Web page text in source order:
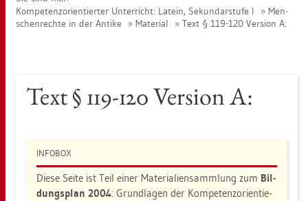
Kom­pe­tenz­ori­en­tier­ter Un­ter­richt: La­tein, Se­kun­dar­stu­fe I
Men­
schen­rech­te in der An­ti­ke
Ma­te­ri­al Text § 119-120 Ver­si­on A:
Text § 119-120 Ver­si­on A:
IN­FO­BOX
Diese Seite ist Teil einer Ma­te­ria­li­en­samm­lung zum Bil­
dungs­plan 2004: Grund­la­gen der Kom­pe­tenz­ori­en­tie­